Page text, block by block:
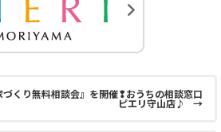
くり無料相談会』を開催❢おうちの相談窓口
ピエリ守山店♪ →